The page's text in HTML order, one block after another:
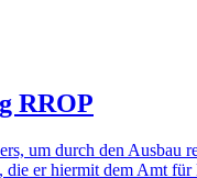
RROP
um durch den
er hiermit dem Amt